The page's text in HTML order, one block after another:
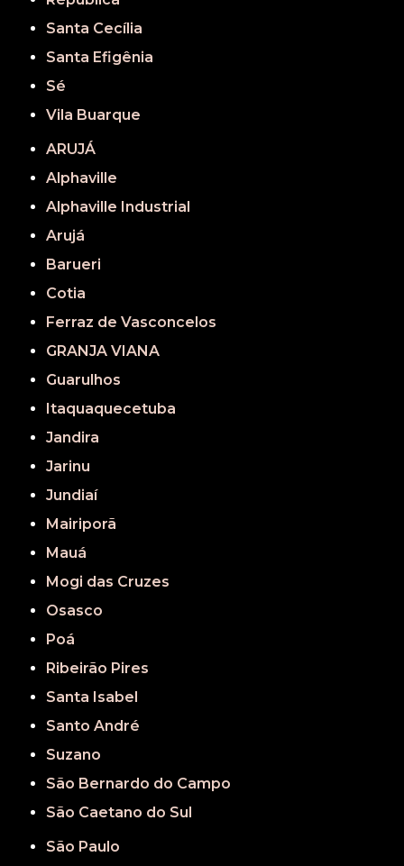
Santa Cecília
Santa Efigênia
Sé
Vila Buarque
ARUJÁ
Alphaville
Alphaville Industrial
Arujá
Barueri
Cotia
Ferraz de Vasconcelos
GRANJA VIANA
Guarulhos
Itaquaquecetuba
Jandira
Jarinu
Jundiaí
Mairiporã
Mauá
Mogi das Cruzes
Osasco
Poá
Ribeirão Pires
Santa Isabel
Santo André
Suzano
São Bernardo do Campo
São Caetano do Sul
São Paulo